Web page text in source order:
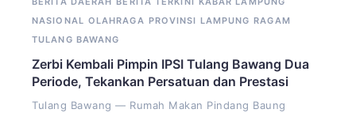
NASIONAL OLAHRAGA PROVINSI LAMPUNG RAGAM
TULANG BAWANG
Zerbi Kembali Pimpin IPSI Tulang Bawang Dua
Periode, Tekankan Persatuan dan Prestasi
Tulang Bawang — Rumah Makan Pindang Baung